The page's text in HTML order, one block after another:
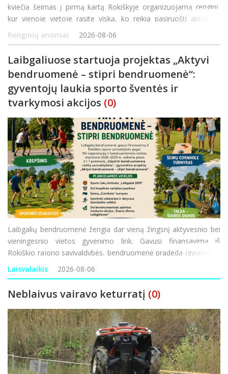
kviečia šeimas į pirmą kartą Rokiškyje organizuojamą renginį,
kur vienoje vietoje rasite viską, ko reikia pasiruošti aktyviam
rudeniui! Rugpjūčio 25 d. (antradienį) 16.00–19.00 val. Rokiškio
kūno kultū
Renginių anonsai 2026-08-06
Laibgaliuose startuoja projektas „Aktyvi
bendruomenė – stipri bendruomenė“:
gyventojų laukia sporto šventės ir
tvarkymosi akcijos (0)
Laibgalių bendruomenė žengia dar vieną žingsnį aktyvesnio bei
vieningesnio vietos gyvenimo link. Gavusi finansavimą iš
Rokiškio rajono savivaldybės, bendruomenė pradeda įgyvendinti
projektą „Aktyvi bendruomenė – stipri bendruomenė“. Ši
iniciatyva finansuojama
Laisvalaikis 2026-08-06
Neblaivus vairavo keturratį (0)